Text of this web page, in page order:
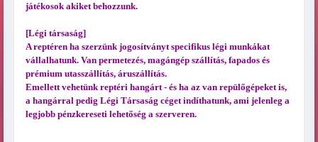
játékosok akiket behozzunk.
[Légi társaság]
A reptéren ha szerzünk jogosítványt specifikus légi munkákat
vállalhatunk. Van permetezés, magángép szállítás, fapados és
prémium utasszállítás, áruszállítás.
Emellett vehetünk reptéri hangárt - és ha az van repülőgépeket is,
a hangárral pedig Légi Társaság céget indíthatunk, ami jelenleg a
legjobb pénzkereseti lehetőség a szerveren.